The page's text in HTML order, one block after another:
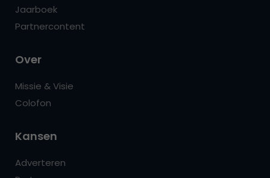
Jaarboek
Partnercontent
Over
Missie & Visie
Colofon
Kansen
Adverteren